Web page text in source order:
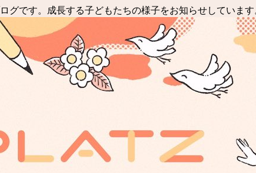
グです。成長する子どもたちの様子をお知らせしています